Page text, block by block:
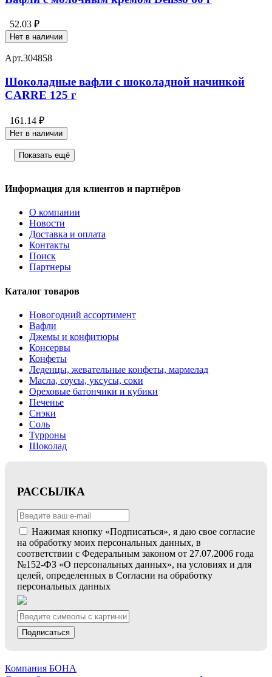
52.03 ₽
Нет в наличии
Арт.304858
Шоколадные вафли с шоколадной начинкой
CARRE 125 г
161.14 ₽
Нет в наличии
Показать ещё
Информация для клиентов и партнёров
О компании
Новости
Доставка и оплата
Контакты
Поиск
Партнеры
Каталог товаров
Новогодний ассортимент
Вафли
Джемы и конфитюры
Консервы
Конфеты
Леденцы, жевательные конфеты, мармелад
Масла, соусы, уксусы, соки
Ореховые батончики и кубики
Печенье
Снэки
Соль
Турроны
Шоколад
РАССЫЛКА
Нажимая кнопку «Подписаться», я даю свое согласие
на обработку моих персональных данных, в
соответствии с Федеральным законом от 27.07.2006 года
№152-ФЗ «О персональных данных», на условиях и для
целей, определенных в Согласии на обработку
персональных данных
Подписаться
Компания БОНА